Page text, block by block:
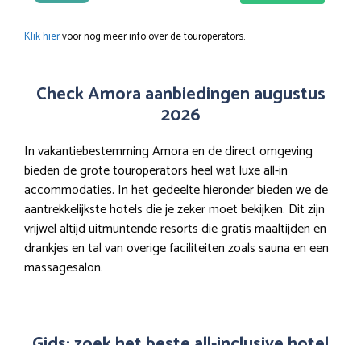
Klik hiervoor nog meer info over de touroperators.
Check Amora aanbiedingen augustus
2026
In vakantiebestemming Amora en de direct omgeving
bieden de grote touroperators heel wat luxe all-in
accommodaties. In het gedeelte hieronder bieden we de
aantrekkelijkste hotels die je zeker moet bekijken. Dit zijn
vrijwel altijd uitmuntende resorts die gratis maaltijden en
drankjes en tal van overige faciliteiten zoals sauna en een
massagesalon.